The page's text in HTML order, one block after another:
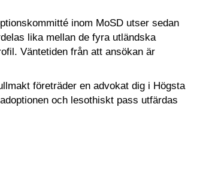
inom MoSD utser sedan
lika mellan de fyra utländska
Väntetiden från att ansökan är
företräder en advokat dig i Högsta
och lesothiskt pass utfärdas